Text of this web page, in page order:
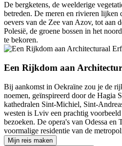
De bergketens, de weelderige
betreden. De meren en rivieren lijken
oevers van de Zee van Azov, tot aan
Polesië, de groene bossen in het
te bekoren.
Een Rijkdom aan
Bij aankomst in Oekraïne zou je de
noemen, geïnspireerd door de Hagia
kathedralen Sint-Michiel, Sint-
westen is Lviv een prachtig
bezoeken. De opera's van Odessa
voormalige residentie van de
Mijn reis maken